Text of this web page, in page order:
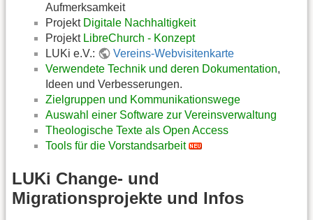
Aufmerksamkeit
Projekt Digitale Nachhaltigkeit
Projekt LibreChurch - Konzept
LUKi e.V.:
Vereins-Webvisitenkarte
Verwendete Technik und deren Dokumentation,
Ideen und Verbesserungen.
Zielgruppen und Kommunikationswege
Auswahl einer Software zur Vereinsverwaltung
Theologische Texte als Open Access
Tools für die Vorstandsarbeit
LUKi Change- und
Migrationsprojekte und Infos